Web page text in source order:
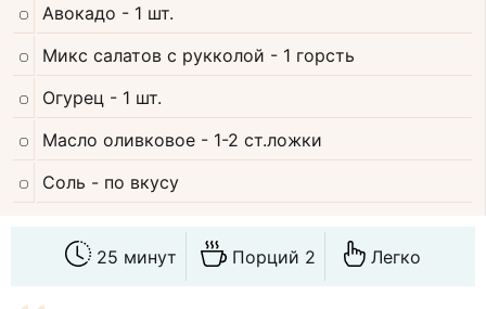
Авокадо - 1 шт.
Микс салатов с рукколой - 1 горсть
Огурец - 1 шт.
Масло оливковое - 1-2 ст.ложки
Соль - по вкусу
25 минут Порций 2 Легко